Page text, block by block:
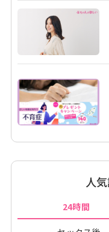
人
24時間